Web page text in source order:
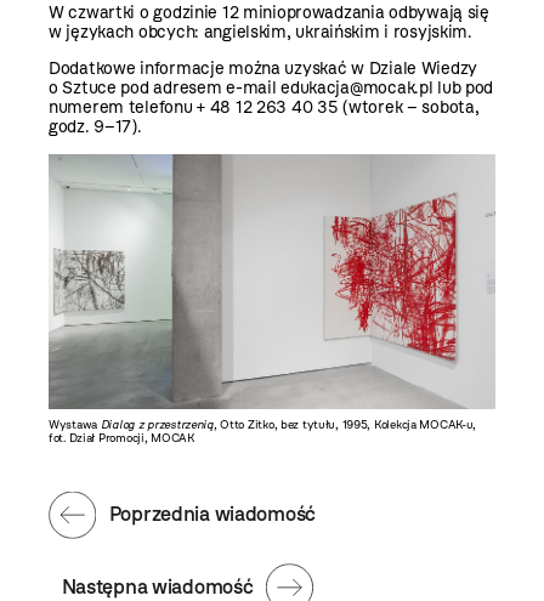
W czwartki o godzinie 12 minioprowadzania odbywają się
w językach obcych: angielskim, ukraińskim i rosyjskim.
Dodatkowe informacje można uzyskać w Dziale Wiedzy
o Sztuce pod adresem e-mailedukacja@mocak.pl lub pod
numerem telefonu + 48 12 263 40 35 (wtorek – sobota,
godz. 9–17).
Wystawa Dialog z przestrzenią, Otto Zitko, bez tytułu, 1995, Kolekcja MOCAK-u,
fot. Dział Promocji, MOCAK
Następna wiadomość
Poprzednia wiadomość